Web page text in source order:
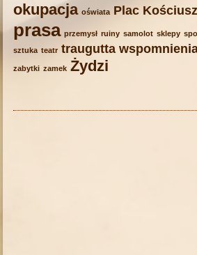
okupacja oświata Plac
prasa przemysł ruiny samolot sklepy
sztuka teatr traugutta
zabytki zamek Żydzi